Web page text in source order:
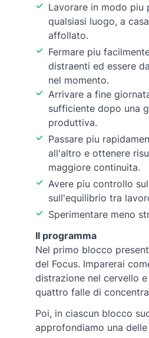
Lavorare in modo piu
qualsiasi luogo, a
affollato.
Fermare piu
distraenti ed essere
nel momento.
Arrivare a fine
sufficiente dopo una
produttiva.
Passare piu
all'altro e ottenere
maggiore continuita.
Avere piu controllo
sull'equilibrio tra
Sperimentare meno
Il programma
Nel primo blocco
del Focus. Imparerai
distrazione nel cervello
quattro falle di
Poi, in ciascun blocco
approfondiamo una